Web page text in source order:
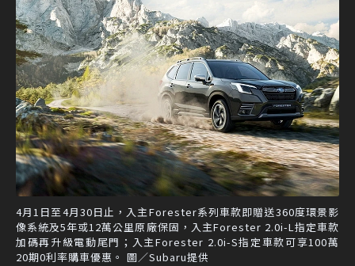
4月1日至4月30日止，入主Forester系列車款即贈送360度環景影
像系統及5年或12萬公里原廠保固，入主Forester 2.0i-L指定車款
加碼再升級電動尾門；入主Forester 2.0i-S指定車款可享100萬
20期0利率購車優惠。 圖／Subaru提供